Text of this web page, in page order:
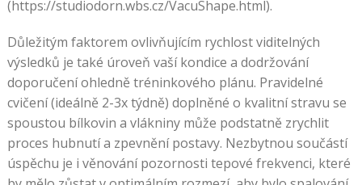
(https://studiodorn.wbs.cz/VacuShape.html).
Důležitým faktorem ovlivňujícím rychlost viditelných
výsledků je také úroveň vaší kondice a dodržování
doporučení ohledně tréninkového plánu. Pravidelné
cvičení (ideálně 2-3x týdně) doplněné o kvalitní stravu se
spoustou bílkovin a vlákniny může podstatně zrychlit
proces hubnutí a zpevnění postavy. Nezbytnou součástí
úspěchu je i věnování pozornosti tepové frekvenci, které